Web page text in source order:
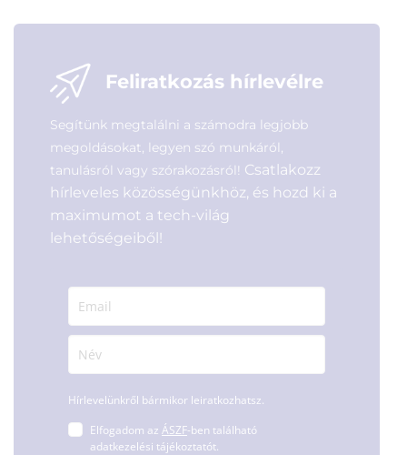
Feliratkozás hírlevélre
Segítünk megtalálni a számodra legjobb
megoldásokat, legyen szó munkáról,
tanulásról vagy szórakozásról! Csatlakozz
hírleveles közösségünkhöz, és hozd ki a
maximumot a tech-világ
lehetőségeiből!
Hírlevelünkről bármikor leiratkozhatsz.
Elfogadom az ÁSZF-ben található
adatkezelési tájékoztatót.